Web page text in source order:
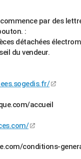
par des
:
détachées
du vendeur.
accueil
conditions-